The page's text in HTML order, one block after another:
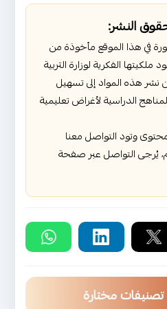
النشر:
في هذا الموقع مأخوذة من
الفكرية لوزارة التربية
نشر هذه المواد إلى تسهيل
الدراسية لأغراض تعليمية
وتود التواصل معنا
التواصل عبر صفحة
مختارة